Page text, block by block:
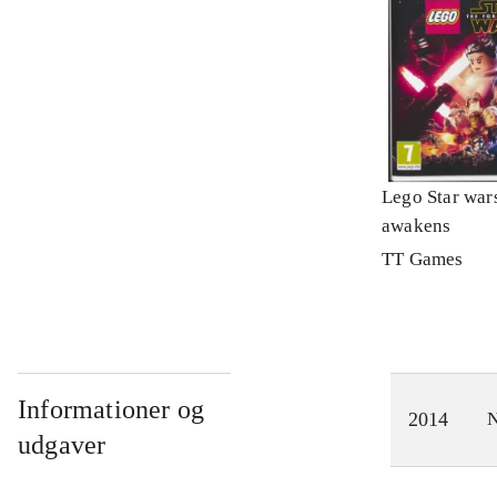
Lego Star
awakens
TT Games
Informationer og
udgaver
2014